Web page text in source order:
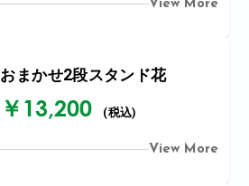
View More
おまかせ2段スタンド花
￥13,200 (税込)
View More